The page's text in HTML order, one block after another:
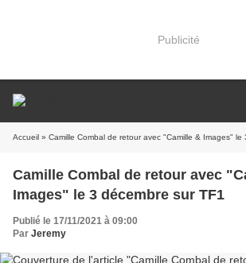
Publicité
Accueil » Camille Combal de retour avec "Camille & Images" le
Camille Combal de retour avec
Images" le 3 décembre sur TF1
Publié le 17/11/2021 à 09:00
Par Jeremy